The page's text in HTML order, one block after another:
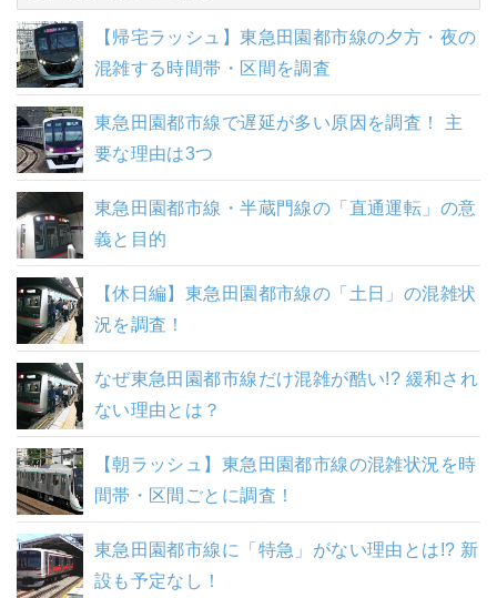
【帰宅ラッシュ】東急田園都市線の夕方・夜の
混雑する時間帯・区間を調査
東急田園都市線で遅延が多い原因を調査！ 主
要な理由は3つ
東急田園都市線・半蔵門線の「直通運転」の意
義と目的
【休日編】東急田園都市線の「土日」の混雑状
況を調査！
なぜ東急田園都市線だけ混雑が酷い!? 緩和され
ない理由とは？
【朝ラッシュ】東急田園都市線の混雑状況を時
間帯・区間ごとに調査！
東急田園都市線に「特急」がない理由とは!? 新
設も予定なし！